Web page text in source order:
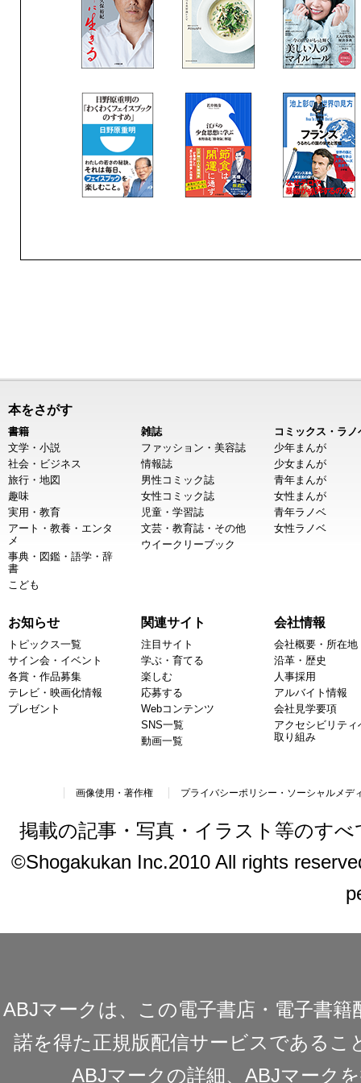
本をさがす
書籍
文学・小説
社会・ビジネス
旅行・地図
趣味
実用・教育
アート・教養・エンタ
メ
事典・図鑑・語学・辞
書
こども
雑誌
ファッション・美容誌
情報誌
男性コミック誌
女性コミック誌
児童・学習誌
文芸・教育誌・その他
ウイークリーブック
コミックス・ラノ
少年まんが
少女まんが
青年まんが
女性まんが
青年ラノベ
女性ラノベ
お知らせ
トピックス一覧
サイン会・イベント
各賞・作品募集
テレビ・映画化情報
プレゼント
関連サイト
注目サイト
学ぶ・育てる
楽しむ
応募する
Webコンテンツ
SNS一覧
動画一覧
会社情報
会社概要・所在地
沿革・歴史
人事採用
アルバイト情報
会社見学要項
アクセシビリティ
取り組み
画像使用・著作権 プライバシーポリシー・ソーシャルメデ
掲載の記事・写真・イラスト等のす
©Shogakukan Inc.2010 All rights
ABJマークは、この電子書店・電子書
諾を得た正規版配信サービスであるこ
ABJマークの詳細、ABJマーク